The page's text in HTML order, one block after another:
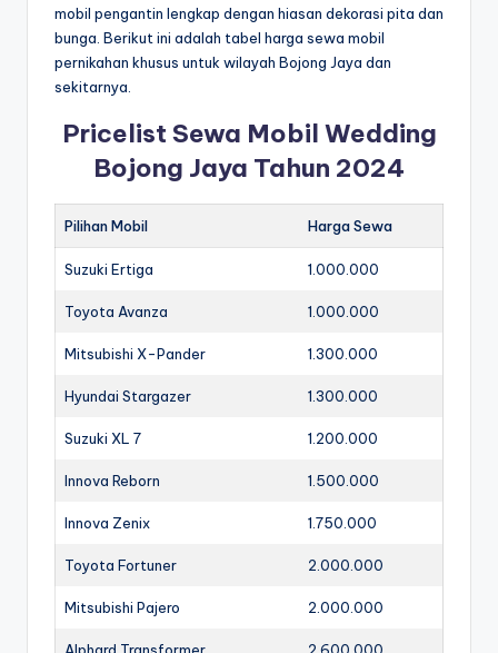
mobil pengantin lengkap dengan hiasan dekorasi pita dan
bunga. Berikut ini adalah tabel harga sewa mobil
pernikahan khusus untuk wilayah Bojong Jaya dan
sekitarnya.
Pricelist Sewa Mobil Wedding
Bojong Jaya Tahun 2024
Pilihan Mobil Harga Sewa
Suzuki Ertiga 1.000.000
Toyota Avanza 1.000.000
Mitsubishi X-Pander 1.300.000
Hyundai Stargazer 1.300.000
Suzuki XL 7 1.200.000
Innova Reborn 1.500.000
Innova Zenix 1.750.000
Toyota Fortuner 2.000.000
Mitsubishi Pajero 2.000.000
Alphard Transformer 2.600.000